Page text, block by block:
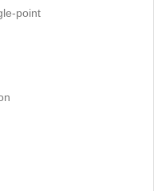
point